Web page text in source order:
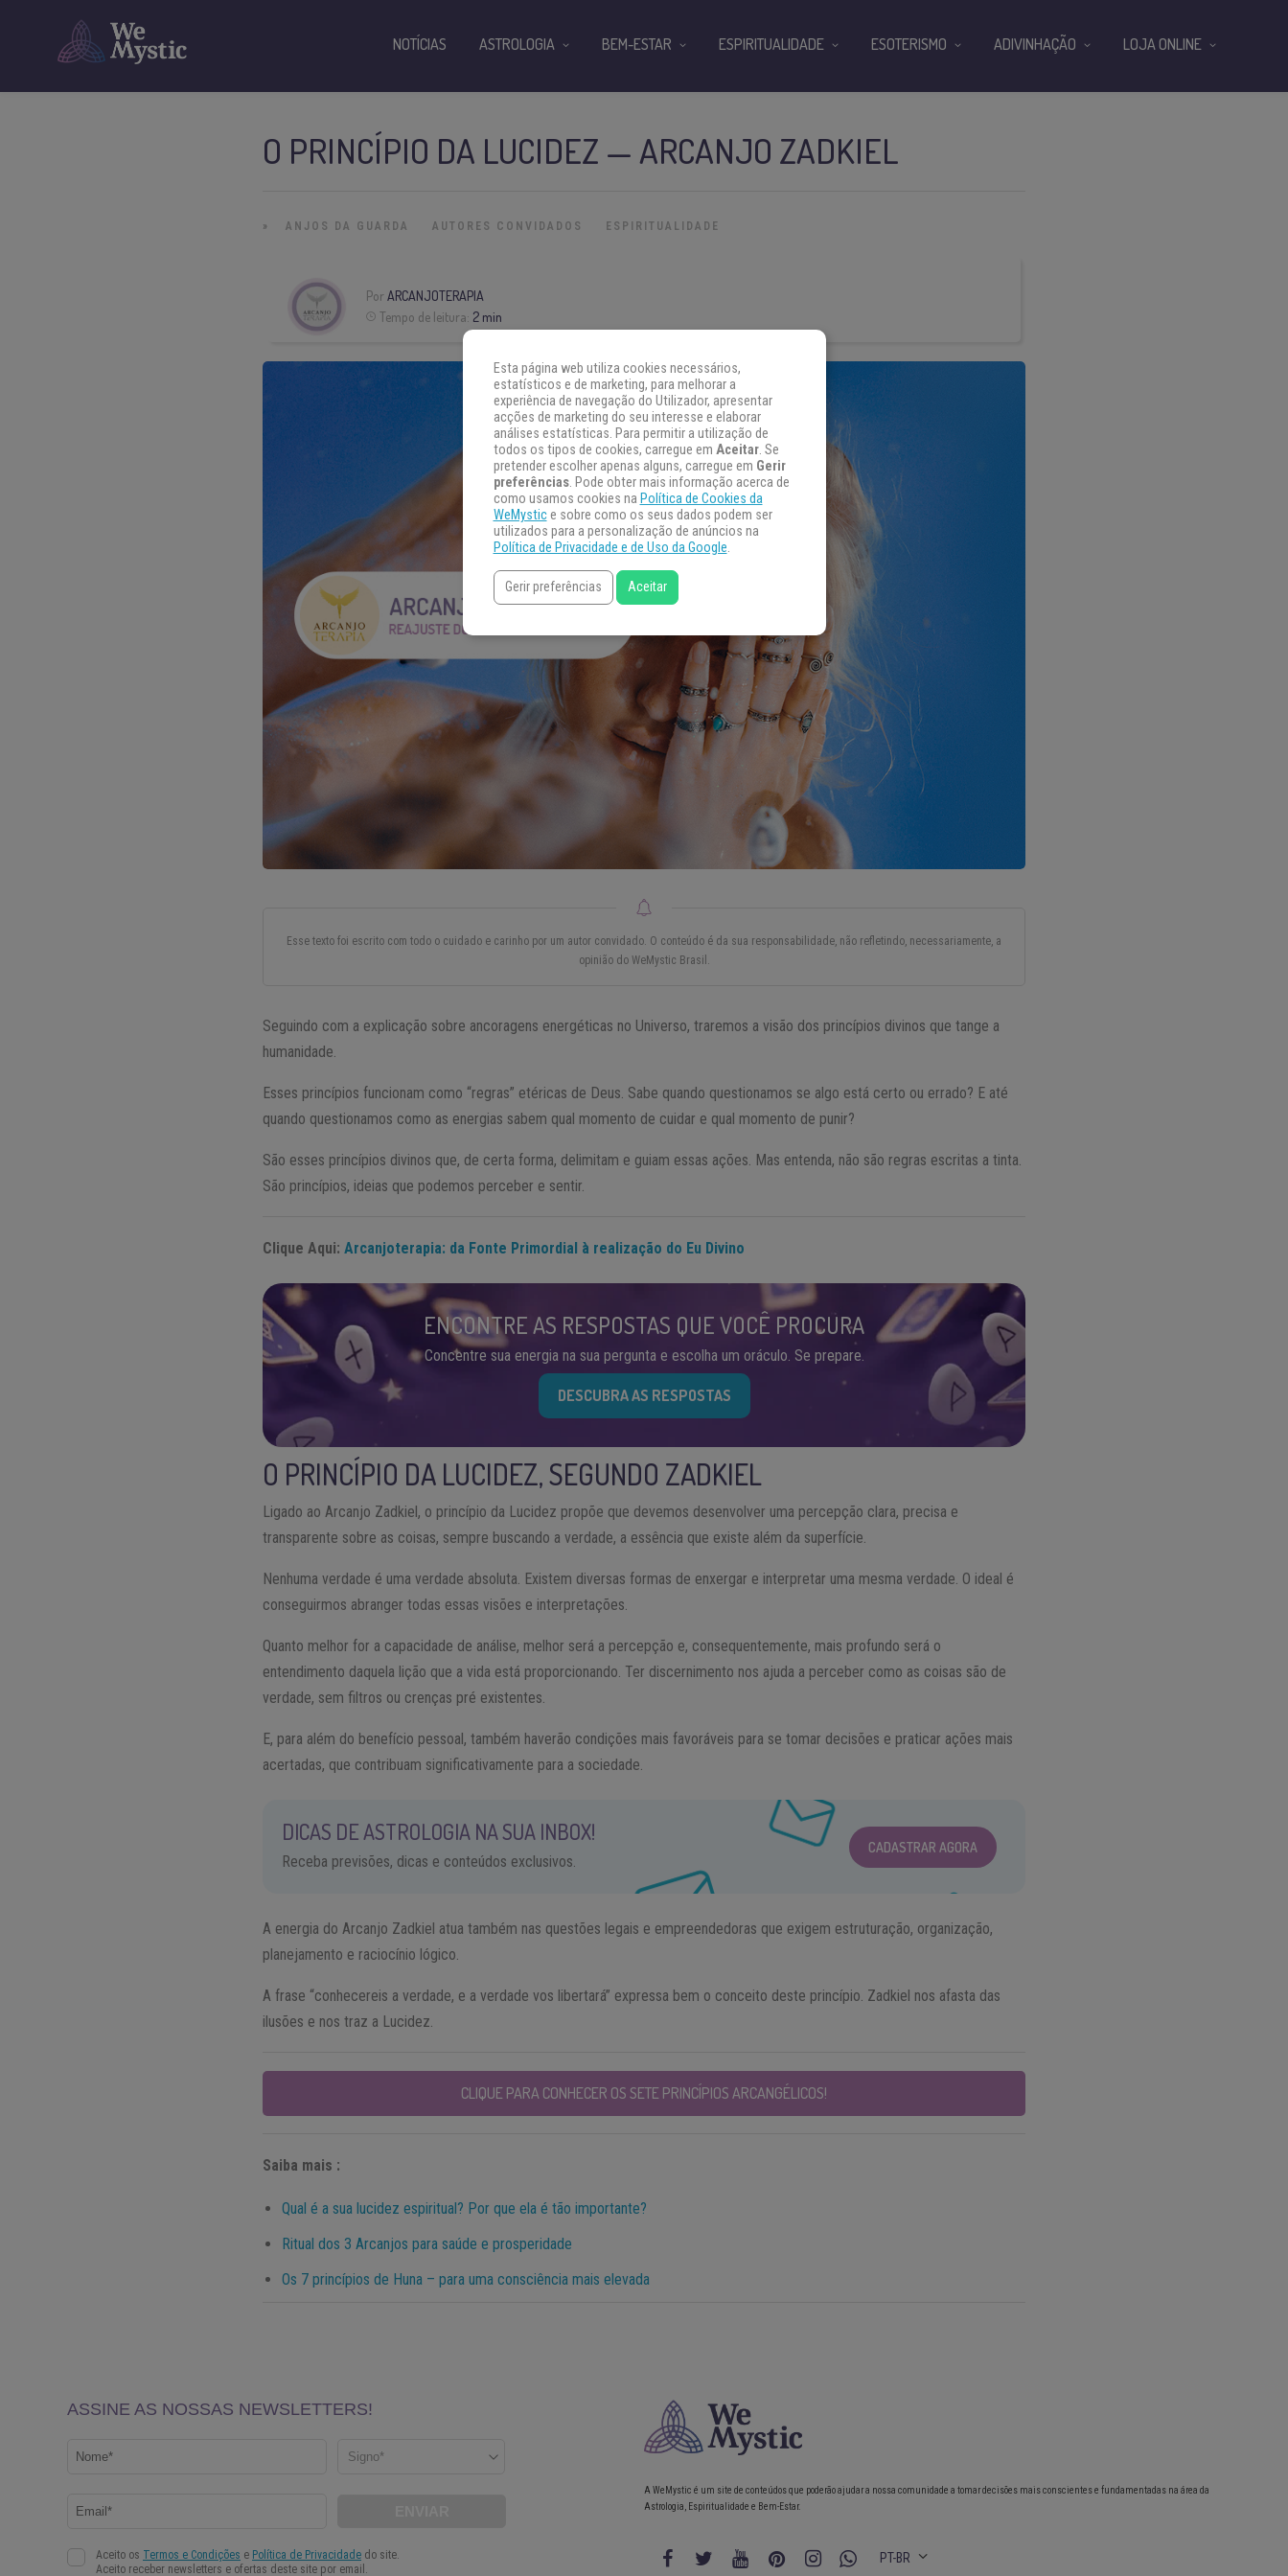
O PRINCÍPIO DA LUCIDEZ — ARCANJO ZADKIEL
» ANJOS DA GUARDA AUTORES CONVIDADOS ESPIRITUALIDADE
PorARCANJOTERAPIA
Tempo de leitura: 2 min
Esse texto foi escrito com todo o cuidado e carinho por um autor convidado. O conteúdo é da sua responsabilidade, não refletindo, necessariamente, a
opinião do WeMystic Brasil.
Seguindo com a explicação sobre ancoragens energéticas no Universo, traremos a visão dos princípios divinos que tange a
humanidade.
Esses princípios funcionam como “regras” etéricas de Deus. Sabe quando questionamos se algo está certo ou errado? E até
quando questionamos como as energias sabem qual momento de cuidar e qual momento de punir?
São esses princípios divinos que, de certa forma, delimitam e guiam essas ações. Mas entenda, não são regras escritas a tinta.
São princípios, ideias que podemos perceber e sentir.
Clique Aqui:Arcanjoterapia: da Fonte Primordial à realização do Eu Divino
ENCONTRE AS RESPOSTAS QUE VOCÊ PROCURA
Concentre sua energia na sua pergunta e escolha um oráculo. Se prepare.
DESCUBRA AS RESPOSTAS
O PRINCÍPIO DA LUCIDEZ, SEGUNDO ZADKIEL
Ligado ao Arcanjo Zadkiel, o princípio da Lucidez propõe que devemos desenvolver uma percepção clara, precisa e
transparente sobre as coisas, sempre buscando a verdade, a essência que existe além da superfície.
Nenhuma verdade é uma verdade absoluta. Existem diversas formas de enxergar e interpretar uma mesma verdade. O ideal é
conseguirmos abranger todas essas visões e interpretações.
Quanto melhor for a capacidade de análise, melhor será a percepção e, consequentemente, mais profundo será o
entendimento daquela lição que a vida está proporcionando. Ter discernimento nos ajuda a perceber como as coisas são de
verdade, sem filtros ou crenças pré existentes.
E, para além do benefício pessoal, também haverão condições mais favoráveis para se tomar decisões e praticar ações mais
acertadas, que contribuam significativamente para a sociedade.
DICAS DE ASTROLOGIA NA SUA INBOX!
Receba previsões, dicas e conteúdos exclusivos.
CADASTRAR AGORA
A energia do Arcanjo Zadkiel atua também nas questões legais e empreendedoras que exigem estruturação, organização,
planejamento e raciocínio lógico.
A frase “conhecereis a verdade, e a verdade vos libertará” expressa bem o conceito deste princípio. Zadkiel nos afasta das
ilusões e nos traz a Lucidez.
CLIQUE PARA CONHECER OS SETE PRINCÍPIOS ARCANGÉLICOS!
Saiba mais :
Qual é a sua lucidez espiritual? Por que ela é tão importante?
Ritual dos 3 Arcanjos para saúde e prosperidade
Os 7 princípios de Huna – para uma consciência mais elevada
NOTÍCIAS ASTROLOGIA BEM-ESTAR ESPIRITUALIDADE ESOTERISMO ADIVINHAÇÃO LOJA ONLINE
A WeMystic é um site de conteúdos que poderão ajudar a nossa comunidade a tomar decisões mais conscientes e fundamentadas na área da
Astrologia, Espiritualidade e Bem-Estar.
PT-BR
Esta página web utiliza cookies necessários,
estatísticos e de marketing, para melhorar a
experiência de navegação do Utilizador, apresentar
acções de marketing do seu interesse e elaborar
análises estatísticas. Para permitir a utilização de
todos os tipos de cookies, carregue em Aceitar. Se
pretender escolher apenas alguns, carregue em Gerir
preferências. Pode obter mais informação acerca de
como usamos cookies na Política de Cookies da
WeMystice sobre como os seus dados podem ser
utilizados para a personalização de anúncios na
Política de Privacidade e de Uso da Google.
Gerir preferências Aceitar